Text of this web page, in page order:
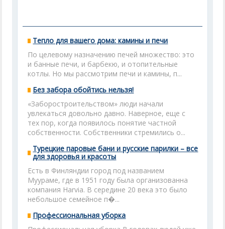
Тепло для вашего дома: камины и печи
По целевому назначению печей множество: это
и банные печи, и барбекю, и отопительные
котлы. Но мы рассмотрим печи и камины, п...
Без забора обойтись нельзя!
«Заборостроительством» люди начали
увлекаться довольно давно. Наверное, еще с
тех пор, когда появилось понятие частной
собственности. Собственники стремились о...
Турецкие паровые бани и русские парилки – все
для здоровья и красоты
Есть в Финляндии город под названием
Муураме, где в 1951 году была организованна
компания Harvia. В середине 20 века это было
небольшое семейное п�...
Профессиональная уборка